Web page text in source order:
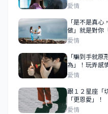
愛情
「是不是真
做」就是對你
你停留！
愛情
「騙到手就
為」！玩弄感
愛情
跟１２星座「
「更恩愛」！
愛情